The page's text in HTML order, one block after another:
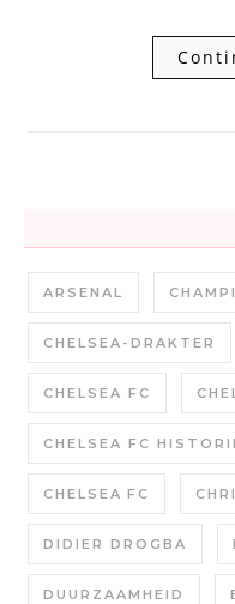
ARSENAL
CHELSEA-DRAKTER
CHELSEA FC
CHELSEA FC
CHELSEA FC
DIDIER DROGBA
DUURZAAMHEID